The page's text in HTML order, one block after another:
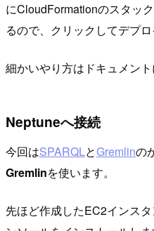
にCloudFormationのスタッ
るので、クリックしてデプロ
細かいやり方はドキュメン
Neptuneへ接続
今回はSPARQLとGremlinの
Gremlinを使います。
先ほど作成したEC2インス